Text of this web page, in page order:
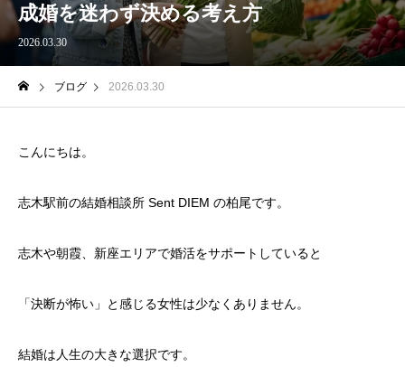
成婚を迷わず決める考え方
2026.03.30
ブログ 2026.03.30
こんにちは。
志木駅前の結婚相談所 Sent DIEM の柏尾です。
志木や朝霞、新座エリアで婚活をサポートしていると
「決断が怖い」と感じる女性は少なくありません。
結婚は人生の大きな選択です。